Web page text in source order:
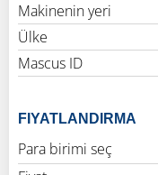
Makinenin yeri
Ülke
Mascus ID
FIYATLANDIRMA
Para birimi seç